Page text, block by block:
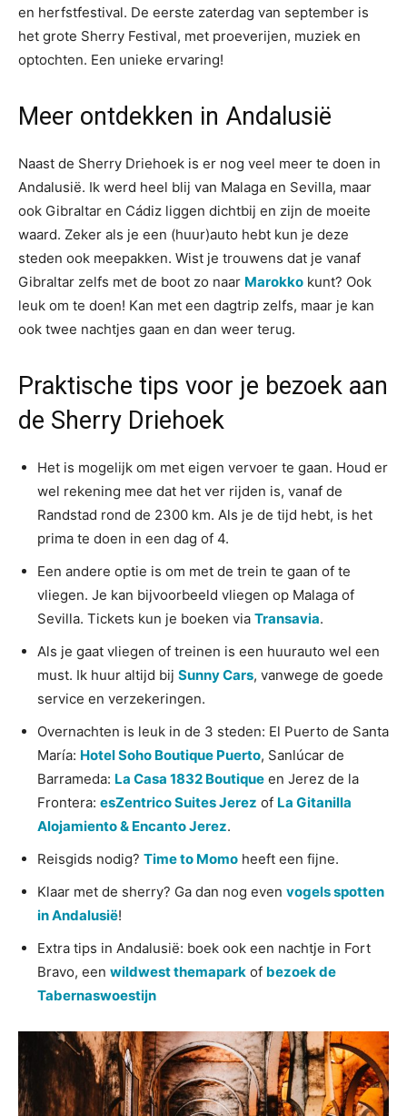
en herfstfestival. De eerste zaterdag van september is
het grote Sherry Festival, met proeverijen, muziek en
optochten. Een unieke ervaring!
Meer ontdekken in Andalusië
Naast de Sherry Driehoek is er nog veel meer te doen in
Andalusië. Ik werd heel blij van Malaga en Sevilla, maar
ook Gibraltar en Cádiz liggen dichtbij en zijn de moeite
waard. Zeker als je een (huur)auto hebt kun je deze
steden ook meepakken. Wist je trouwens dat je vanaf
Gibraltar zelfs met de boot zo naar Marokko kunt? Ook
leuk om te doen! Kan met een dagtrip zelfs, maar je kan
ook twee nachtjes gaan en dan weer terug.
Praktische tips voor je bezoek aan
de Sherry Driehoek
Het is mogelijk om met eigen vervoer te gaan. Houd er
wel rekening mee dat het ver rijden is, vanaf de
Randstad rond de 2300 km. Als je de tijd hebt, is het
prima te doen in een dag of 4.
Een andere optie is om met de trein te gaan of te
vliegen. Je kan bijvoorbeeld vliegen op Malaga of
Sevilla. Tickets kun je boeken via Transavia.
Als je gaat vliegen of treinen is een huurauto wel een
must. Ik huur altijd bij Sunny Cars, vanwege de goede
service en verzekeringen.
Overnachten is leuk in de 3 steden: El Puerto de Santa
María: Hotel Soho Boutique Puerto, Sanlúcar de
Barrameda: La Casa 1832 Boutique en Jerez de la
Frontera: esZentrico Suites Jerez of La Gitanilla
Alojamiento & Encanto Jerez.
Reisgids nodig? Time to Momo heeft een fijne.
Klaar met de sherry? Ga dan nog even vogels spotten
in Andalusië!
Extra tips in Andalusië: boek ook een nachtje in Fort
Bravo, een wildwest themapark of bezoek de
Tabernaswoestijn